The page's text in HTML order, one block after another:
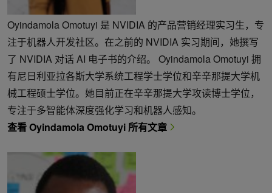
Oyindamola Omotuyi 是 NVIDIA 的产品营销经理实习生，专
注于机器人开发社区。在之前的 NVIDIA 实习期间，她撰写
了 NVIDIA 对话 AI 电子书的介绍。 Oyindamola Omotuyi 拥
有尼日利亚拉各斯大学系统工程学士学位和辛辛那提大学机
械工程硕士学位。她目前正在辛辛那提大学攻读博士学位，
专注于多智能体深度强化学习和机器人感知。
查看 Oyindamola Omotuyi 所有文章